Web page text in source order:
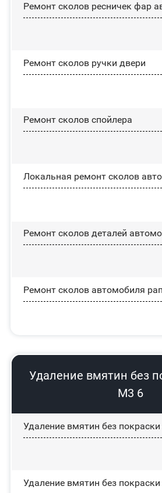
Ремонт сколов ресничек фар
Ремонт сколов ручки двери
Ремонт сколов спойлера
Локальная ремонт сколов
Ремонт сколов деталей
Ремонт сколов автомобиля
Удаление вмятин без
М3 6
Удаление вмятин без
Удаление вмятин без покраски